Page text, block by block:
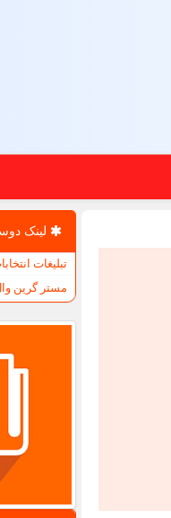
لینک
تبلیغات
مستر گرین